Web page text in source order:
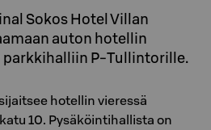
Sokos Hotel Villan
auton hotellin
parkkihalliin P-Tullintorille.
hotellin vieressä
10. Pysäköintihallista on